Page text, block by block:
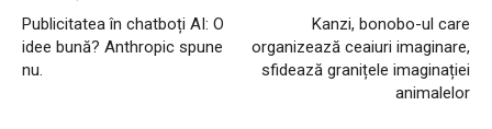
Publicitatea în chatboți AI: O
idee bună? Anthropic spune
nu.
Kanzi, bonobo-ul care
organizează ceaiuri imaginare,
sfidează granițele imaginației
animalelor